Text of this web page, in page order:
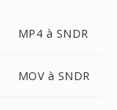
MP4 à SNDR
MOV à SNDR